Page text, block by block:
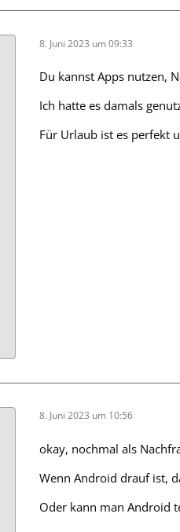
8. Juni 2023 um 09:33
Du kannst Apps nutzen,
Ich hatte es damals
Für Urlaub ist es perfekt
8. Juni 2023 um 10:56
okay, nochmal als
Wenn Android drauf ist,
Oder kann man Android